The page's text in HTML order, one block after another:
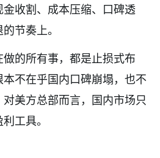
收割、成本压缩、口碑透
节奏上。
的所有事，都是止损式布
不在乎国内口碑崩塌，也不
美方总部而言，国内市场只
工具。